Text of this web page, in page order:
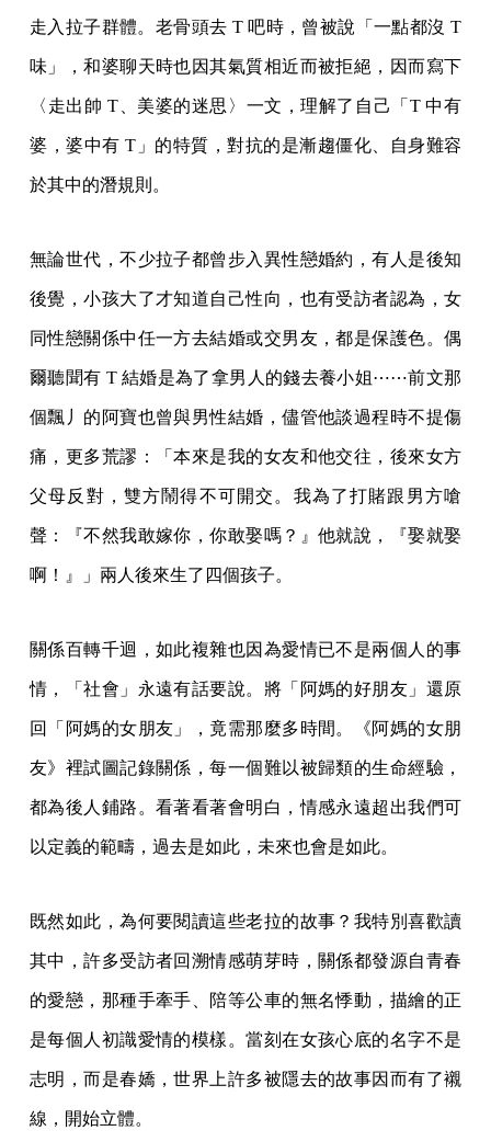
走入拉子群體。老骨頭去 T 吧時，曾被說「一點都沒 T
味」，和婆聊天時也因其氣質相近而被拒絕，因而寫下
〈走出帥 T、美婆的迷思〉一文，理解了自己「T 中有
婆，婆中有 T」的特質，對抗的是漸趨僵化、自身難容
於其中的潛規則。
無論世代，不少拉子都曾步入異性戀婚約，有人是後知
後覺，小孩大了才知道自己性向，也有受訪者認為，女
同性戀關係中任一方去結婚或交男友，都是保護色。偶
爾聽聞有 T 結婚是為了拿男人的錢去養小姐⋯⋯前文那
個飄丿的阿寶也曾與男性結婚，儘管他談過程時不提傷
痛，更多荒謬：「本來是我的女友和他交往，後來女方
父母反對，雙方鬧得不可開交。我為了打賭跟男方嗆
聲：『不然我敢嫁你，你敢娶嗎？』他就說，『娶就娶
啊！』」兩人後來生了四個孩子。
關係百轉千迴，如此複雜也因為愛情已不是兩個人的事
情，「社會」永遠有話要說。將「阿媽的好朋友」還原
回「阿媽的女朋友」，竟需那麼多時間。《阿媽的女朋
友》裡試圖記錄關係，每一個難以被歸類的生命經驗，
都為後人鋪路。看著看著會明白，情感永遠超出我們可
以定義的範疇，過去是如此，未來也會是如此。
既然如此，為何要閱讀這些老拉的故事？我特別喜歡讀
其中，許多受訪者回溯情感萌芽時，關係都發源自青春
的愛戀，那種手牽手、陪等公車的無名悸動，描繪的正
是每個人初識愛情的模樣。當刻在女孩心底的名字不是
志明，而是春嬌，世界上許多被隱去的故事因而有了襯
線，開始立體。